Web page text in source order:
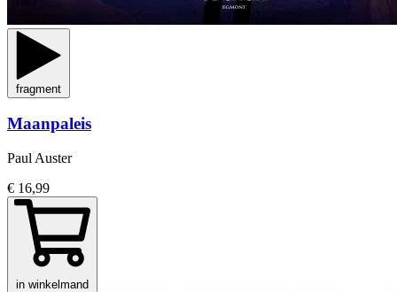
fragment
Maanpaleis
Paul Auster
€ 16,99
in winkelmand